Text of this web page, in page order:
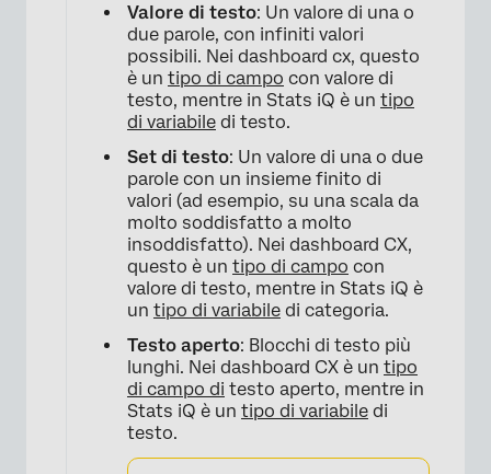
Valore di testo: Un valore di una o
due parole, con infiniti valori
possibili. Nei dashboard cx, questo
è un tipo di campo con valore di
testo, mentre in Stats iQ è un tipo
di variabile di testo.
Set di testo: Un valore di una o due
parole con un insieme finito di
valori (ad esempio, su una scala da
molto soddisfatto a molto
insoddisfatto). Nei dashboard CX,
questo è un tipo di campo con
valore di testo, mentre in Stats iQ è
un tipo di variabile di categoria.
Testo aperto: Blocchi di testo più
lunghi. Nei dashboard CX è un tipo
di campo di testo aperto, mentre in
Stats iQ è un tipo di variabile di
testo.